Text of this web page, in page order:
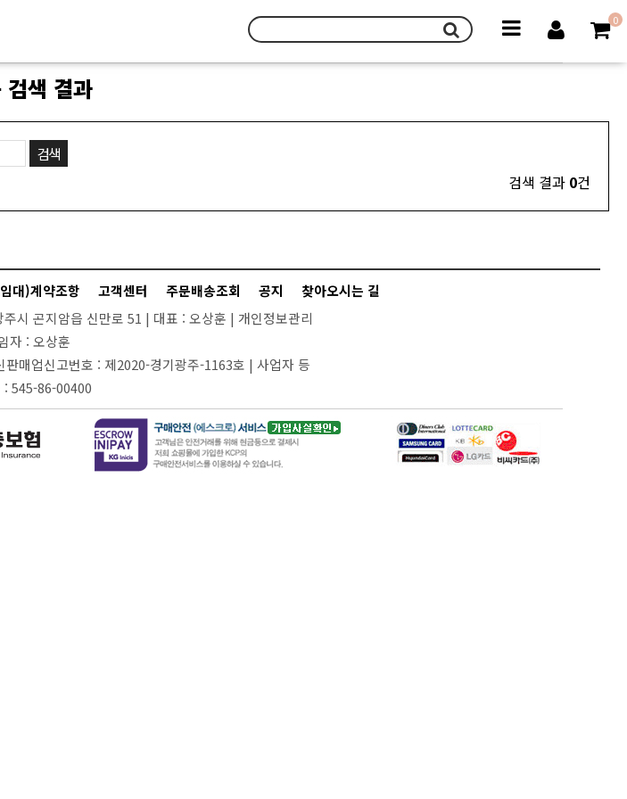
0
검색 결과
검색 결과 0건
대)계약조항 고객센터 주문배송조회 공지
찾아오시는 길
주시 곤지암읍 신만로 51 | 대표 : 오상훈 | 개인정보관리
자 : 오상훈
판매업신고번호 : 제2020-경기광주-1163호 | 사업자 등
: 545-86-00400